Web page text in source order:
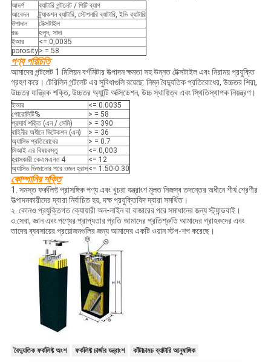
আদর্শ
ব্যাটারি গন্টলেট / পিটি ব্যাগ
আবেদন
ট্র্যাকশন ব্যাটারি, স্টেশনারি ব্যাটারি, ইভি ব্যাটারি
উপাদান
টেক্সটাইল
রঙ
হলুদ, সাদা
ইআর
<= 0,0035
porosity> = 58
পণ্য পরিচিতি
আমাদের গন্টলেট 1 মিলিয়ন বর্গমিটার উত্পাদন ক্ষমতা সহ উন্নত টেক্সটাইল এবং নিরাময় প্রযুক্তি
গ্রহণ করে। টেরিলিন গন্টলেট এর সুবিধাগুলি রয়েছে: নিম্ন বৈদ্যুতিক প্রতিরোধের, উচ্চতর শিরা,
উচ্চতর যান্ত্রিক শক্তি, উচ্চতর অ্যান্টি অক্সিডেশন, উচ্চ স্থায়িত্ব এবং স্থিতিস্থাপক নিয়ন্ত্রণ।
ইআর
<= 0.0035
পোরোসিটি%
> = 58
প্রসার্য শক্তি (এন / সেমি)
> = 390
বাহিনীর অধীনে ডিটেকশন (এন)
> = 36
অ্যাসিড প্রতিরোধের
> = 0.7
সিআই এর বিষয়বস্তু
<= 0,003
হ্রাসকারী কেএমএনও 4
<= 12
অ্যাসিড ভিজানোর পরে ওজন হ্রাস<= 1.50-0.30
কোম্পানির শক্তি
1. সমস্ত ফর্কলিফ্ট প্রাসঙ্গিক পণ্য এবং খুচরা যন্ত্রাংশ মূলত নিজস্ব তদন্তের অধীনে শীর্ষ শ্রেণীর
উত্পাদনকারীদের দ্বারা নির্বাচিত হয়, দক্ষ প্রযুক্তিবিদ দ্বারা সমর্থিত।
২. কোনও প্রযুক্তিগত ক্যোয়ারী অন-লাইন বা বাজারের পরে সমাধানের জন্য স্ট্যান্ডবাই।
৩.সেবা, জ্ঞান এবং পণ্যের প্রাপ্যতার প্রতি আমাদের প্রতিশ্রুতি আমাদের গ্রাহকদের এবং
তাদের ব্যবসায়ের প্রয়োজনগুলির জন্য আমাদের একটি ওয়ান স্টপ-শপ করেছে।
বৈদ্যুতিক ফর্কলিফ্ট অংশ ফর্কলিফ্ট চার্জার যন্ত্রাংশ কাঁটাচামচ ব্যাটারি আনুষাঙ্গিক